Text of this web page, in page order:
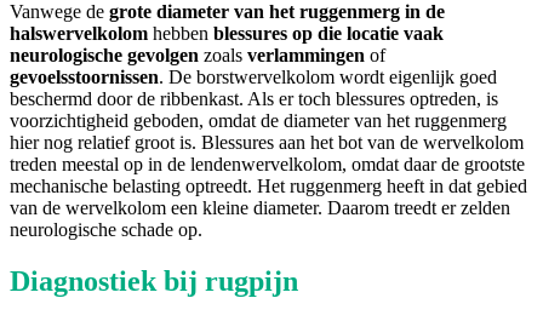
Vanwege de grote diameter van het ruggenmerg in de
halswervelkolom hebben blessures op die locatie vaak
neurologische gevolgen zoals verlammingen of
gevoelsstoornissen. De borstwervelkolom wordt eigenlijk goed
beschermd door de ribbenkast. Als er toch blessures optreden, is
voorzichtigheid geboden, omdat de diameter van het ruggenmerg
hier nog relatief groot is. Blessures aan het bot van de wervelkolom
treden meestal op in de lendenwervelkolom, omdat daar de grootste
mechanische belasting optreedt. Het ruggenmerg heeft in dat gebied
van de wervelkolom een kleine diameter. Daarom treedt er zelden
neurologische schade op.
Diagnostiek bij rugpijn